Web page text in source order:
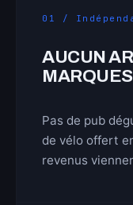
01 /
AUCUN
Pas de pub
de vélo offert
revenus